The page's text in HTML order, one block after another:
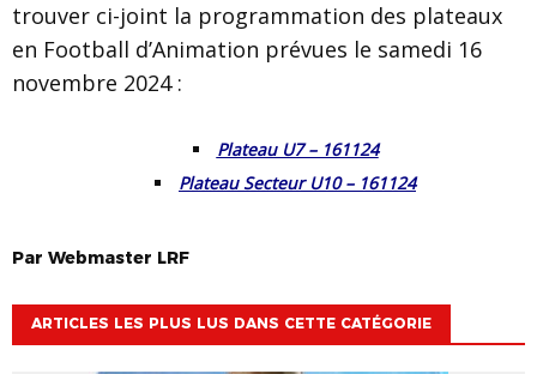
trouver ci-joint la programmation des plateaux
en Football d’Animation prévues le samedi 16
novembre 2024 :
Plateau U7 – 161124
Plateau Secteur U10 – 161124
Par Webmaster LRF
ARTICLES LES PLUS LUS DANS CETTE CATÉGORIE